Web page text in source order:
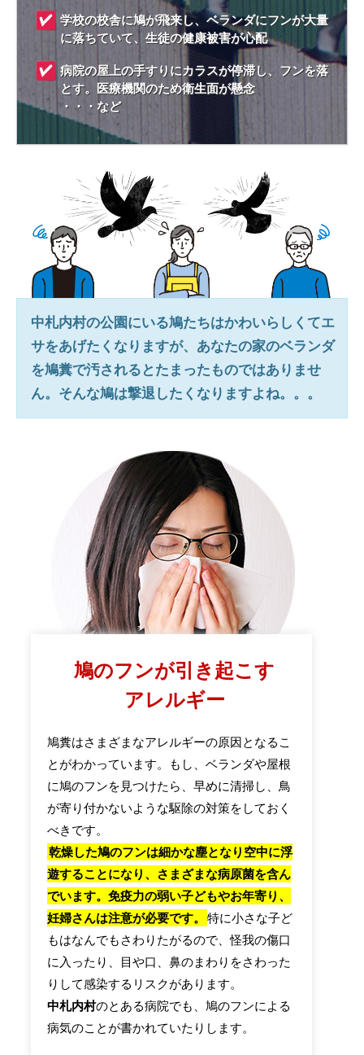
学校の校舎に鳩が飛来し、ベランダにフンが大量
に落ちていて、生徒の健康被害が心配
病院の屋上の手すりにカラスが停滞し、フンを落
とす。医療機関のため衛生面が懸念
・・・など
中札内村の公園にいる鳩たちはかわいらしくてエ
サをあげたくなりますが、あなたの家のベランダ
を鳩糞で汚されるとたまったものではありませ
ん。そんな鳩は撃退したくなりますよね。。。
鳩のフンが引き起こす
アレルギー
鳩糞はさまざまなアレルギーの原因となるこ
とがわかっています。もし、ベランダや屋根
に鳩のフンを見つけたら、早めに清掃し、鳥
が寄り付かないような駆除の対策をしておく
べきです。
乾燥した鳩のフンは細かな塵となり空中に浮
遊することになり、さまざまな病原菌を含ん
でいます。免疫力の弱い子どもやお年寄り、
妊婦さんは注意が必要です。
特に小さな子ど
もはなんでもさわりたがるので、怪我の傷口
に入ったり、目や口、鼻のまわりをさわった
りして感染するリスクがあります。
中札内村のとある病院でも、鳩のフンによる
病気のことが書かれていたりします。